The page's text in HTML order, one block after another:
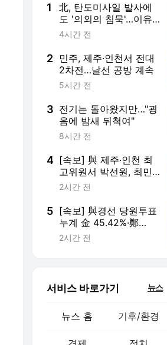
1
北, 탄도미사일 발사에
도 '의외의 침묵'…이유
는?
4시간 전
2 민주, 제주·인천서 전대
2차전…날선 공방 계속
5시간 전
3 전기는 돌아왔지만…"굉
음에 밤새 뒤척여"
8시간 전
4 [속보] 與 제주·인천 최
고위원서 박선원, 최민
희에 역전
2시간 전
5 [속보] 與경선 당원투표
누계 金 45.42%·鄭
44.56%…가중치 未반영
2시간 전
서비스 바로가기 뉴스
뉴스 홈 기후/환경